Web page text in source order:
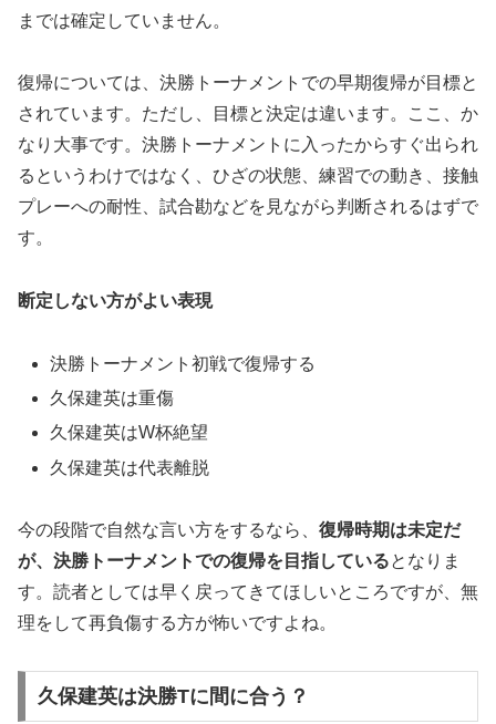
までは確定していません。
復帰については、決勝トーナメントでの早期復帰が目標と
されています。ただし、目標と決定は違います。ここ、か
なり大事です。決勝トーナメントに入ったからすぐ出られ
るというわけではなく、ひざの状態、練習での動き、接触
プレーへの耐性、試合勘などを見ながら判断されるはずで
す。
断定しない方がよい表現
決勝トーナメント初戦で復帰する
久保建英は重傷
久保建英はW杯絶望
久保建英は代表離脱
今の段階で自然な言い方をするなら、 復帰時期は未定だ
が、決勝トーナメントでの復帰を目指しているとなりま
す。読者としては早く戻ってきてほしいところですが、無
理をして再負傷する方が怖いですよね。
久保建英は決勝Tに間に合う？